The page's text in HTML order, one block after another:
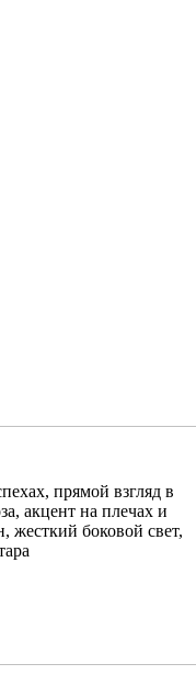
прямой взгляд в
акцент на плечах и
жесткий боковой свет,